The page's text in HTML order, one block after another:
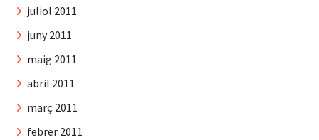
juliol 2011
juny 2011
maig 2011
abril 2011
març 2011
febrer 2011